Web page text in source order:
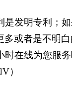
是发明专利；
或者是不明
时在线为您服
）